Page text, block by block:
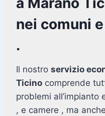
nei comuni
.
Il nostro servizio
Ticino comprende
problemi all’impianto
, e camere , ma